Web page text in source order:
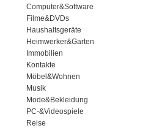
Computer&Software
Filme&DVDs
Haushaltsgeräte
Heimwerker&Garten
Immobilien
Kontakte
Möbel&Wohnen
Musik
Mode&Bekleidung
PC-&Videospiele
Reise